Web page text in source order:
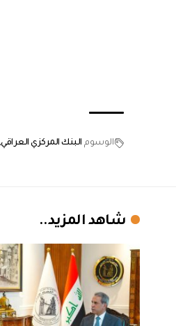
الوسوم البنك المركزي العراقي
شاهد المزيد..